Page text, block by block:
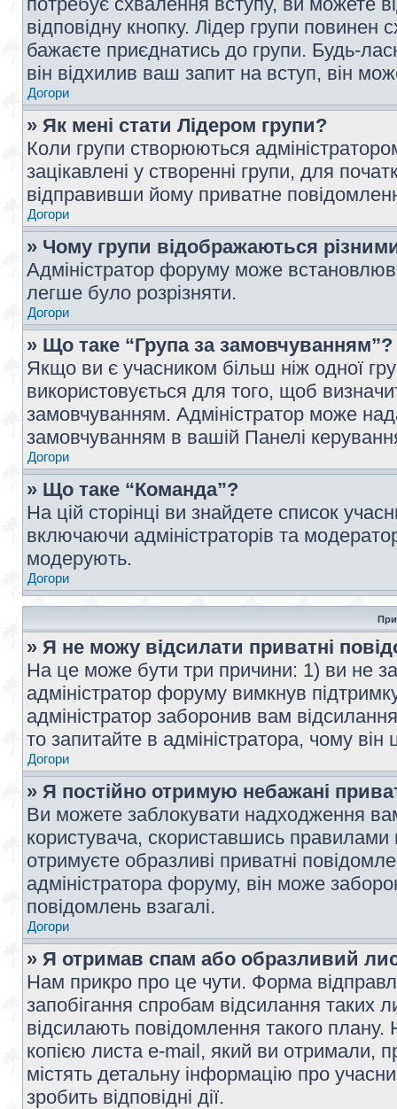
відповідну кнопку. Лідер групи
бажаєте приєднатись до групи. Будь-
він відхилив ваш запит на вступ, він
Догори
» Як мені стати Лідером групи?
Коли групи створюються
зацікавлені у створенні групи, для
відправивши йому приватне
Догори
» Чому групи відображаються
Адміністратор форуму може
легше було розрізняти.
Догори
» Що таке “Група за замовчуванням”?
Якщо ви є учасником більш ніж одної
використовується для того, щоб
замовчуванням. Адміністратор може
замовчуванням в вашій Панелі
Догори
» Що таке “Команда”?
На цій сторінці ви знайдете список
включаючи адміністраторів та
модерують.
Догори
» Я не можу відсилати приватні
На це може бути три причини: 1) ви не
адміністратор форуму вимкнув
адміністратор заборонив вам
то запитайте в адміністратора, чому він
Догори
» Я постійно отримую небажані
Ви можете заблокувати надходження
користувача, скориставшись
отримуєте образливі приватні
адміністратора форуму, він може
повідомлень взагалі.
Догори
» Я отримав спам або образливий
Нам прикро про це чути. Форма
запобігання спробам відсилання таких
відсилають повідомлення такого
копією листа e-mail, який ви отримали,
містять детальну інформацію про
зробить відповідні дії.